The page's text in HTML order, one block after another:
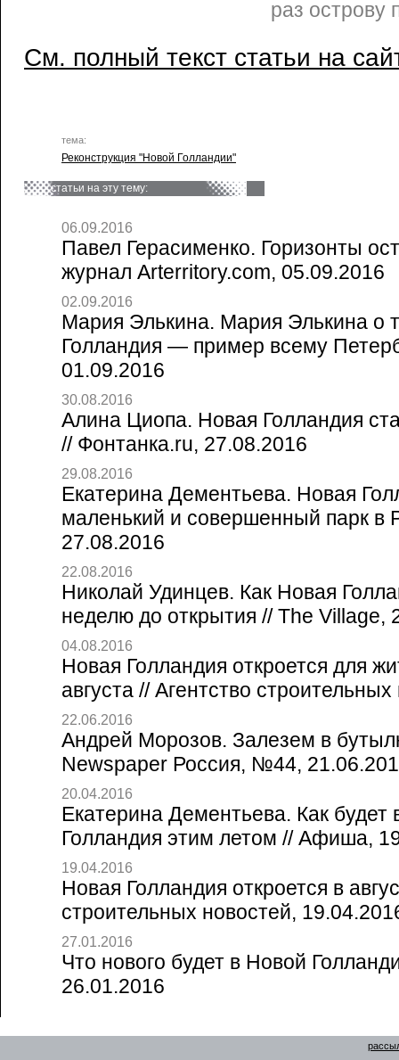
раз острову
См. полный текст статьи на
тема:
Реконструкция "Новой Голландии"
статьи на эту тему:
06.09.2016
Павел Герасименко. Горизонты
журнал Arterritory.com, 05.09.2016
02.09.2016
Мария Элькина. Мария Элькина о
Голландия — пример всему
01.09.2016
30.08.2016
Алина Циопа. Новая Голландия
// Фонтанка.ru, 27.08.2016
29.08.2016
Екатерина Дементьева. Новая
маленький и совершенный парк в
27.08.2016
22.08.2016
Николай Удинцев. Как Новая
неделю до открытия // The Village,
04.08.2016
Новая Голландия откроется для
августа // Агентство
22.06.2016
Андрей Морозов. Залезем в
Newspaper Россия, №44,
20.04.2016
Екатерина Дементьева. Как будет
Голландия этим летом // Афиша,
19.04.2016
Новая Голландия откроется в
строительных новостей,
27.01.2016
Что нового будет в Новой
26.01.2016